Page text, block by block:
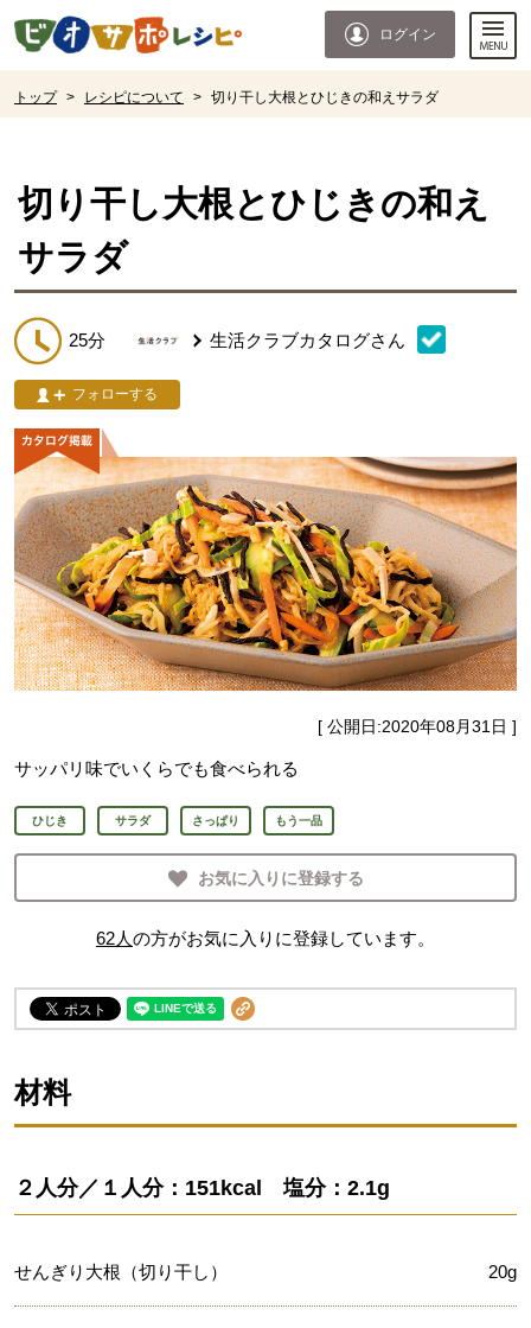
ページの先頭です。
ログイン
トップ > レシピについて > 切り干し大根とひじきの和えサラダ
切り干し大根とひじきの和え
サラダ
25分 生活クラブカタログさん
フォローする
[ 公開日:2020年08月31日 ]
サッパリ味でいくらでも食べられる
ひじき サラダ さっぱり もう一品
お気に入りに登録する
62人の方がお気に入りに登録しています。
材料
２人分／１人分：151kcal 塩分：2.1g
せんぎり大根（切り干し） 20g